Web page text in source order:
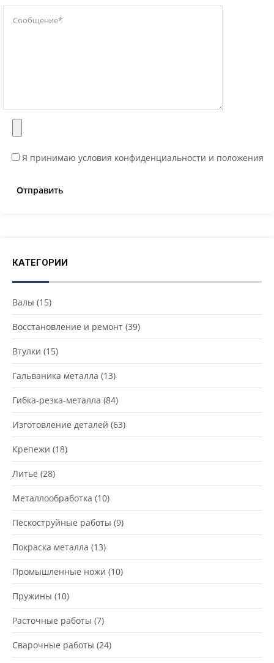
Я принимаю условия конфиденциальности и положения
КАТЕГОРИИ
Валы (15)
Восстановление и ремонт (39)
Втулки (15)
Гальваника металла (13)
Гибка-резка-металла (84)
Изготовление деталей (63)
Крепежи (18)
Литье (28)
Металлообработка (10)
Пескоструйные работы (9)
Покраска металла (13)
Промышленные ножи (10)
Пружины (10)
Расточные работы (7)
Сварочные работы (24)